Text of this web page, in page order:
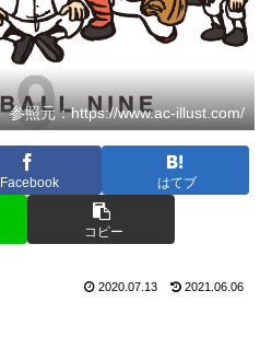
参照元：https://www.ac-illust.com/
Facebook はてブ
コピー
2020.07.13 2021.06.06